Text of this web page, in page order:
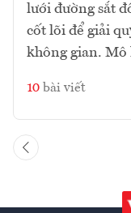
lưới đường sắt
cốt lõi để giải
không gian. Mô
10 bài viết